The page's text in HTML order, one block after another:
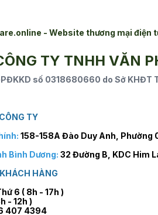
- Website thương mại điện
TY TNHH VĂN
số 0318680660 do Sở KHĐT
TY
158-158A Đào Duy Anh, Phường
Bình Dương: 32 Đường B, KDC Him
HÀNG
6 ( 8h - 17h )
- 12h )
407 4394